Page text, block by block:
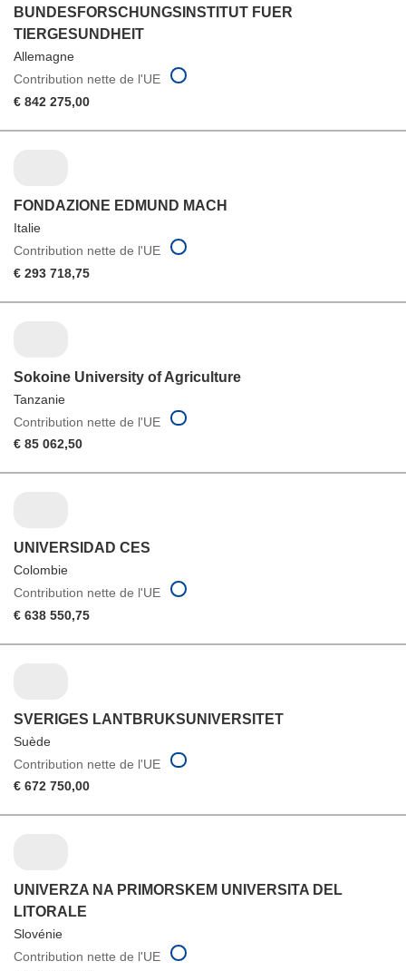
BUNDESFORSCHUNGSINSTITUT FUER
TIERGESUNDHEIT
Allemagne
Contribution nette de l'UE
€ 842 275,00
FONDAZIONE EDMUND MACH
Italie
Contribution nette de l'UE
€ 293 718,75
Sokoine University of Agriculture
Tanzanie
Contribution nette de l'UE
€ 85 062,50
UNIVERSIDAD CES
Colombie
Contribution nette de l'UE
€ 638 550,75
SVERIGES LANTBRUKSUNIVERSITET
Suède
Contribution nette de l'UE
€ 672 750,00
UNIVERZA NA PRIMORSKEM UNIVERSITA DEL
LITORALE
Slovénie
Contribution nette de l'UE